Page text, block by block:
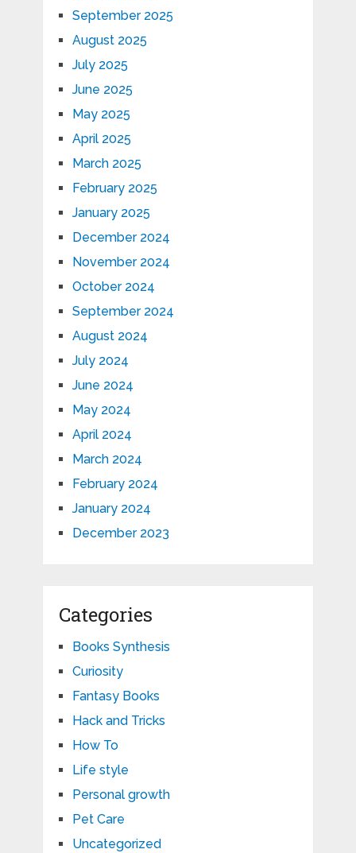
September 2025
August 2025
July 2025
June 2025
May 2025
April 2025
March 2025
February 2025
January 2025
December 2024
November 2024
October 2024
September 2024
August 2024
July 2024
June 2024
May 2024
April 2024
March 2024
February 2024
January 2024
December 2023
Categories
Books Synthesis
Curiosity
Fantasy Books
Hack and Tricks
How To
Life style
Personal growth
Pet Care
Uncategorized